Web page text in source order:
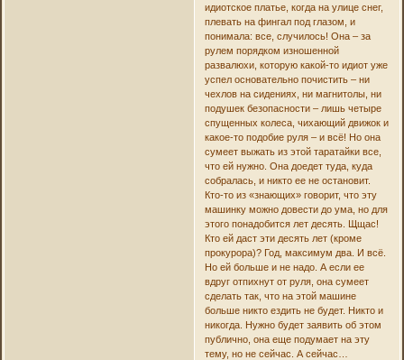
идиотское платье, когда на улице снег,
плевать на фингал под глазом, и
понимала: все, случилось! Она – за
рулем порядком изношенной
развалюхи, которую какой-то идиот уже
успел основательно почистить – ни
чехлов на сидениях, ни магнитолы, ни
подушек безопасности – лишь четыре
спущенных колеса, чихающий движок и
какое-то подобие руля – и всё! Но она
сумеет выжать из этой таратайки все,
что ей нужно. Она доедет туда, куда
собралась, и никто ее не остановит.
Кто-то из «знающих» говорит, что эту
машинку можно довести до ума, но для
этого понадобится лет десять. Щщас!
Кто ей даст эти десять лет (кроме
прокурора)? Год, максимум два. И всё.
Но ей больше и не надо. А если ее
вдруг отпихнут от руля, она сумеет
сделать так, что на этой машине
больше никто ездить не будет. Никто и
никогда. Нужно будет заявить об этом
публично, она еще подумает на эту
тему, но не сейчас. А сейчас…